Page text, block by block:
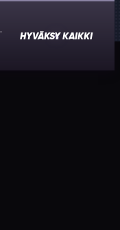
HYVÄKSY KAIKKI